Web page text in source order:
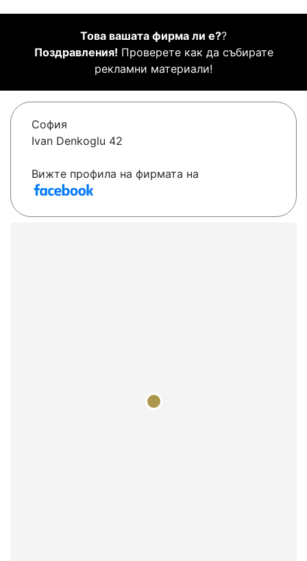
Това вашата фирма ли е??
Поздравления! Проверете как да събирате
рекламни материали!
София
Ivan Denkoglu 42
Вижте профила на фирмата на